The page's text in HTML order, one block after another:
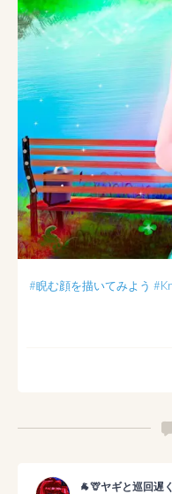
#睨む顔を描いてみよう
🐐🦒ヤギと巡回遅